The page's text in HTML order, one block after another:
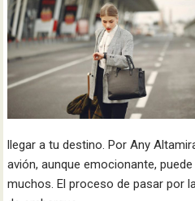
llegar a tu destino. Por Any
avión, aunque emocionante,
muchos. El proceso de pasar por